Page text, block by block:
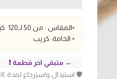
▫️المقاس : من 50 لـ1 20
▫️ الخامة: كريب
← متبقي اخر قطعة ❗
🛡️ استبدال واسترجاع لمدة ١٤ يوم